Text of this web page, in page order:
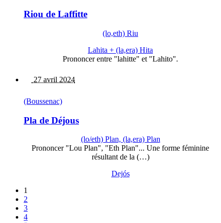
Riou de Laffitte
(lo,eth) Riu
Lahita + (la,era) Hita
Prononcer entre "lahitte" et "Lahito".
27 avril 2024
(Boussenac)
Pla de Déjous
(lo/eth) Plan, (la,era) Plan
Prononcer "Lou Plan", "Eth Plan"... Une forme féminine
résultant de la (…)
Dejós
1
2
3
4